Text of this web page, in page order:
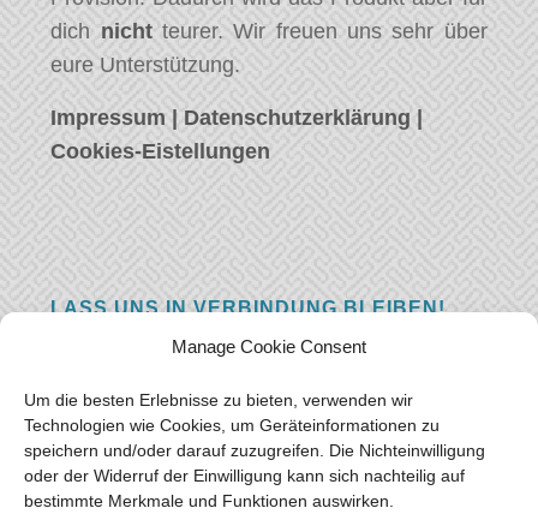
Manage Cookie Consent
Um die besten Erlebnisse zu bieten, verwenden wir
Technologien wie Cookies, um Geräteinformationen zu
speichern und/oder darauf zuzugreifen. Die Nichteinwilligung
oder der Widerruf der Einwilligung kann sich nachteilig auf
bestimmte Merkmale und Funktionen auswirken.
dich nichtteurer. Wir freuen uns sehr über
eure Unterstützung.
Impressum | Datenschutzerklärung |
Cookies-Eistellungen
LASS UNS IN VERBINDUNG BLEIBEN!
Hast eine Frage, einen Kommentar, oder
von euch hören! Hinterlasse uns eine
Nachricht und wir werden so schnell wie
möglich antworten.Vielen Dank!